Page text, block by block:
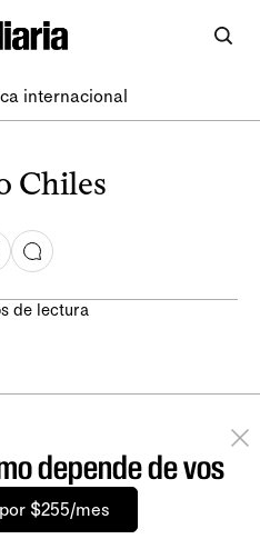
internacional
Chiles
de lectura
depende de vos
$255/mes